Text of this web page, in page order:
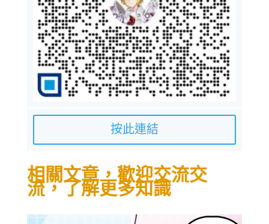
按此連結
相關文章，歡迎交流交
流，了解更多知識